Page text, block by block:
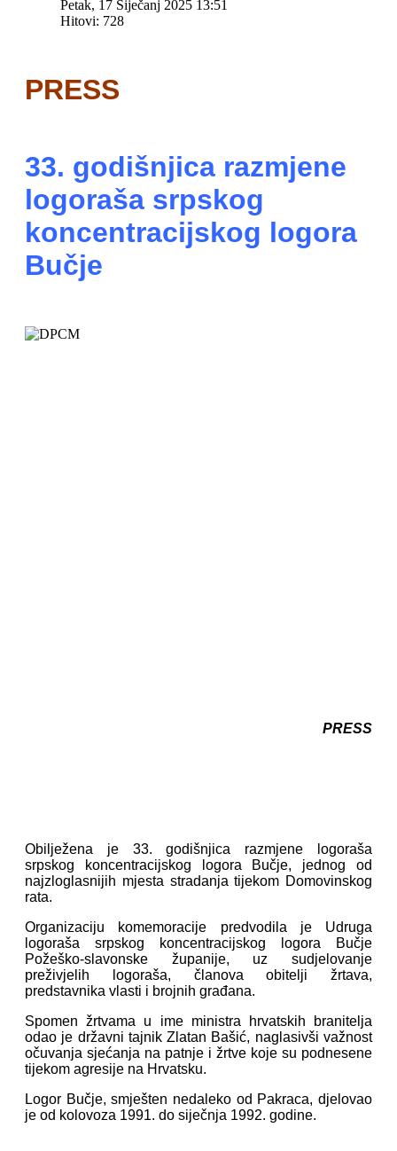
Petak, 17 Siječanj 2025 13:51
Hitovi: 728
PRESS
33. godišnjica razmjene
logoraša srpskog
koncentracijskog logora
Bučje
PRESS
Obilježena je 33. godišnjica razmjene logoraša
srpskog koncentracijskog logora Bučje, jednog od
najzloglasnijih mjesta stradanja tijekom Domovinskog
rata.
Organizaciju komemoracije predvodila je Udruga
logoraša srpskog koncentracijskog logora Bučje
Požeško-slavonske županije, uz sudjelovanje
preživjelih logoraša, članova obitelji žrtava,
predstavnika vlasti i brojnih građana.
Spomen žrtvama u ime ministra hrvatskih branitelja
odao je državni tajnik Zlatan Bašić, naglasivši važnost
očuvanja sjećanja na patnje i žrtve koje su podnesene
tijekom agresije na Hrvatsku.
Logor Bučje, smješten nedaleko od Pakraca, djelovao
je od kolovoza 1991. do siječnja 1992. godine.